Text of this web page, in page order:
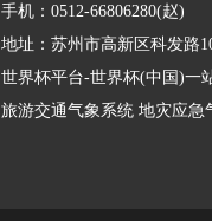
手机：0512-66806280(赵)
地址：苏州市高新区科发路
世界杯平台-世界杯(中国)一
旅游交通气象系统 地灾应急